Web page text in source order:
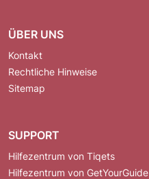
ÜBER UNS
Kontakt
Rechtliche Hinweise
Sitemap
SUPPORT
Hilfezentrum von Tiqets
Hilfezentrum von GetYourGuide